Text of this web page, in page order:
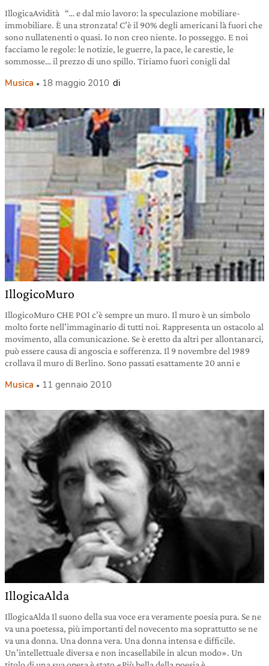
IllogicaAvidità “… e dal mio lavoro: la speculazione mobiliare-
immobiliare. È una stronzata! C’è il 90% degli americani là fuori che
sono nullatenenti o quasi. Io non creo niente. Io posseggo. E noi
facciamo le regole: le notizie, le guerre, la pace, le carestie, le
sommosse… il prezzo di uno spillo. Tiriamo fuori conigli dal
Musica 18 maggio 2010 di
IllogicoMuro
IllogicoMuro CHE POI c’è sempre un muro. Il muro è un simbolo
molto forte nell’immaginario di tutti noi. Rappresenta un ostacolo al
movimento, alla comunicazione. Se è eretto da altri per allontanarci,
può essere causa di angoscia e sofferenza. Il 9 novembre del 1989
crollava il muro di Berlino. Sono passati esattamente 20 anni e
Musica 11 gennaio 2010
IllogicaAlda
IllogicaAlda Il suono della sua voce era veramente poesia pura. Se ne
va una poetessa, più importanti del novecento ma soprattutto se ne
va una donna. Una donna vera. Una donna intensa e difficile.
Un’intellettuale diversa e non incasellabile in alcun modo». Un